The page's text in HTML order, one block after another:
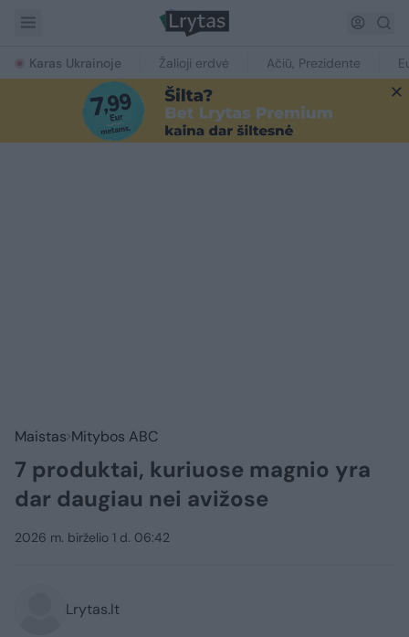
Karas Ukrainoje Žalioji erdvė Ačiū, Prezidente
Maistas Mitybos ABC
7 produktai, kuriuose magnio yra
dar daugiau nei avižose
2026 m. birželio 1 d. 06:42
Lrytas.lt